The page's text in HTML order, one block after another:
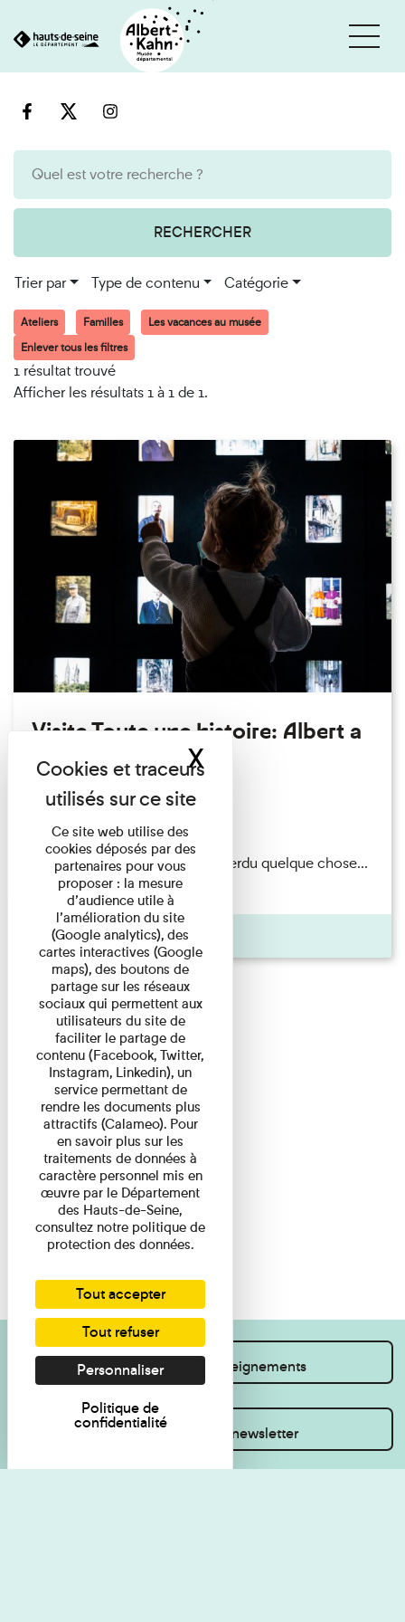
au
RECHERCHER
Trier par Type de contenu Catégorie
Ateliers Familles
Les vacances au musée
Enlever tous les filtres
1 résultat trouvé
Afficher les résultats 1 à 1 de 1.
Visite Toute une histoire: Albert a
perdu son chapeau!
Exposition permanente
Du 15/08/2026 au 15/08/2026
Il semblerait qu’Albert Kahn a perdu quelque chose...
Accompagnés d’une ...
Agenda
Je souhaite des renseignements
Inscrivez-vous à la newsletter
Cookies et traceurs utilisés sur ce site
Ce site web utilise des
cookies déposés par des
partenaires pour vous
proposer : la mesure
d’audience utile à
l’amélioration du site
(Google analytics), des
cartes interactives (Google
maps), des boutons de
partage sur les réseaux
sociaux qui permettent aux
utilisateurs du site de
faciliter le partage de
contenu (Facebook, Twitter,
Instagram, Linkedin), un
service permettant de
rendre les documents plus
attractifs (Calameo). Pour
en savoir plus sur les
traitements de données à
caractère personnel mis en
œuvre par le Département
des Hauts-de-Seine,
consultez notre politique de
protection des données.
Tout accepter
Tout refuser
Personnaliser
Politique de
confidentialité
XMasquer le